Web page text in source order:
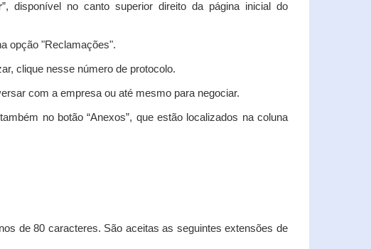
”, disponível no canto superior direito da página inicial do
opção "Reclamações".
clique nesse número de protocolo.
com a empresa ou até mesmo para negociar.
no botão “Anexos”, que estão localizados na coluna
de 80 caracteres. São aceitas as seguintes extensões de